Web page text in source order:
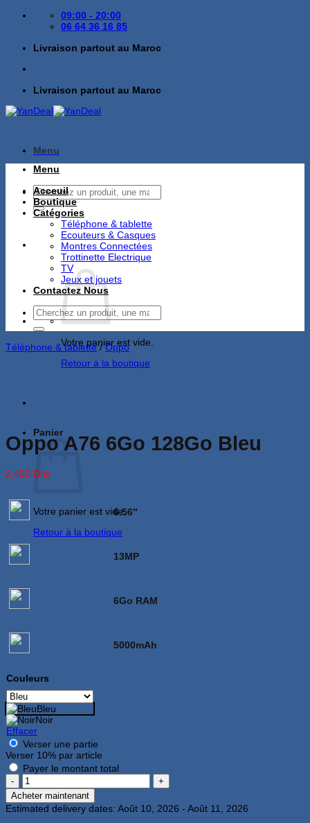
Passer
09:00 - 20:00
06 64 36 16 85
Livraison partout au Maroc
Livraison partout au Maroc
Menu
Recherche
pour :
Votre panier est vide.
Retour à la boutique
Panier
Votre panier est vide.
Retour à la boutique
Menu
Acceuil
Boutique
Catégories
Téléphone & tablette
Ecouteurs & Casques
Montres Connectées
Trottinette Electrique
TV
Jeux et jouets
Contactez Nous
Recherche
pour :
Téléphone & tablette / Oppo
Oppo A76 6Go 128Go Bleu
2,450 Dhs
6.56″
13MP
6Go RAM
5000mAh
Couleurs
Bleu
Noir
Effacer
Verser une partie
Verser 10% par article
Payer le montant total
quantité
de
Oppo
A76
Acheter maintenant
Estimated delivery dates: Août 10, 2026 - Août 11, 2026